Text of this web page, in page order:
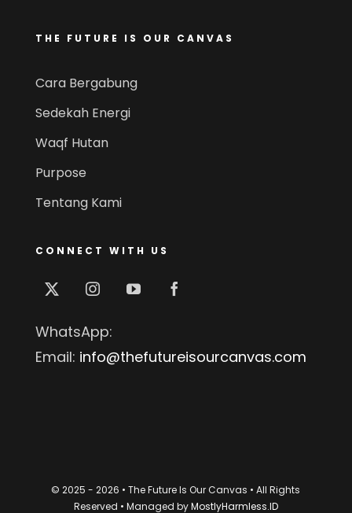
THE FUTURE IS OUR CANVAS
Cara Bergabung
Sedekah Energi
Waqf Hutan
Purpose
Tentang Kami
CONNECT WITH US
WhatsApp:
Email: info@thefutureisourcanvas.com
© 2025 - 2026 • The Future Is Our Canvas • All Rights
Reserved • Managed byMostlyHarmless.ID